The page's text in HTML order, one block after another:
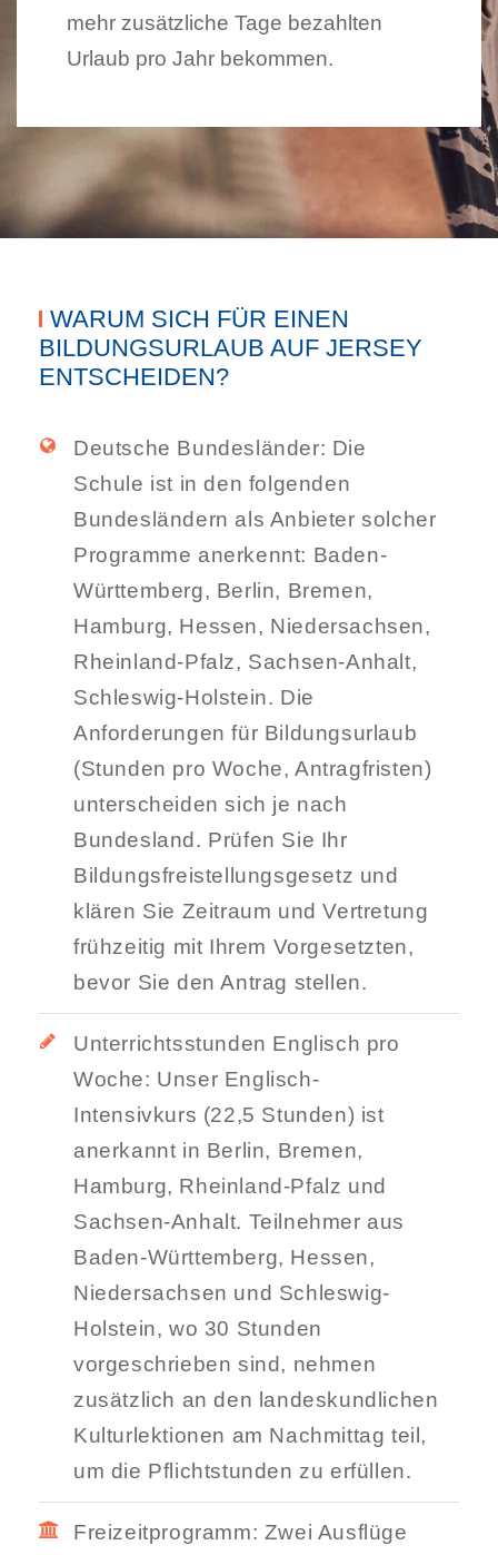
mehr zusätzliche Tage bezahlten
Urlaub pro Jahr bekommen.
WARUM SICH FÜR EINEN
BILDUNGSURLAUB AUF JERSEY
ENTSCHEIDEN?
Deutsche Bundesländer: Die
Schule ist in den folgenden
Bundesländern als Anbieter solcher
Programme anerkennt: Baden-
Württemberg, Berlin, Bremen,
Hamburg, Hessen, Niedersachsen,
Rheinland-Pfalz, Sachsen-Anhalt,
Schleswig-Holstein. Die
Anforderungen für Bildungsurlaub
(Stunden pro Woche, Antragfristen)
unterscheiden sich je nach
Bundesland. Prüfen Sie Ihr
Bildungsfreistellungsgesetz und
klären Sie Zeitraum und Vertretung
frühzeitig mit Ihrem Vorgesetzten,
bevor Sie den Antrag stellen.
Unterrichtsstunden Englisch pro
Woche: Unser Englisch-
Intensivkurs (22,5 Stunden) ist
anerkannt in Berlin, Bremen,
Hamburg, Rheinland-Pfalz und
Sachsen-Anhalt. Teilnehmer aus
Baden-Württemberg, Hessen,
Niedersachsen und Schleswig-
Holstein, wo 30 Stunden
vorgeschrieben sind, nehmen
zusätzlich an den landeskundlichen
Kulturlektionen am Nachmittag teil,
um die Pflichtstunden zu erfüllen.
Freizeitprogramm: Zwei Ausflüge